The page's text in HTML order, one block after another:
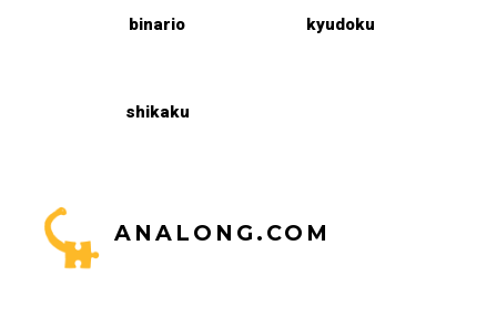
binario kyudoku
shikaku
ANALONG.COM